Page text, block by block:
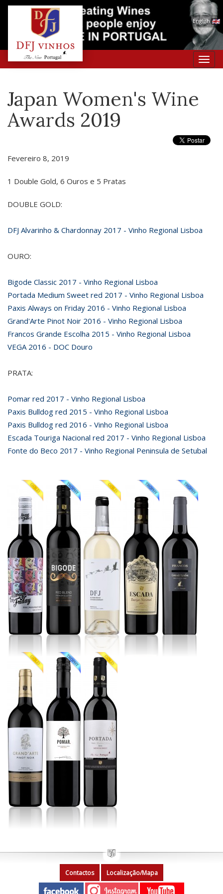
English
Japan Women's Wine
Awards 2019
Fevereiro 8, 2019
1 Double Gold, 6 Ouros e 5 Pratas
DOUBLE GOLD:
DFJ Alvarinho & Chardonnay 2017 - Vinho Regional Lisboa
OURO:
Bigode Classic 2017 - Vinho Regional Lisboa
Portada Medium Sweet red 2017 - Vinho Regional Lisboa
Paxis Always on Friday 2016 - Vinho Regional Lisboa
Grand'Arte Pinot Noir 2016 - Vinho Regional Lisboa
Francos Grande Escolha 2015 - Vinho Regional Lisboa
VEGA 2016 - DOC Douro
PRATA:
Pomar red 2017 - Vinho Regional Lisboa
Paxis Bulldog red 2015 - Vinho Regional Lisboa
Paxis Bulldog red 2016 - Vinho Regional Lisboa
Escada Touriga Nacional red 2017 - Vinho Regional Lisboa
Fonte do Beco 2017 - Vinho Regional Peninsula de Setubal
Contactos Localização/Mapa